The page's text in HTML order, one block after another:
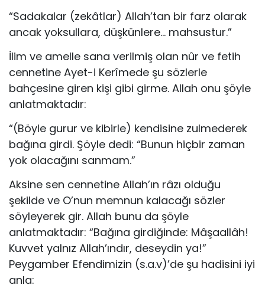
“Sadakalar (zekâtlar) Allah’tan bir farz olarak
an­cak yoksullara, düşkünlere… mahsustur.”
İlim ve amelle sana verilmiş olan nûr ve fetih
cennetine Ayet-i Kerîmede şu sözlerle
bahçesine giren kişi gibi girme. Allah onu şöyle
anlatmaktadır:
“(Böyle gurur ve kibirle) kendisine zulmederek
ba­ğına girdi. Şöyle dedi: “Bunun hiçbir zaman
yok ola­cağını sanmam.”
Aksine sen cennetine Allah’ın râzı olduğu
şekilde ve O’nun memnun kalacağı sözler
söyleyerek gir. Allah bunu da şöyle
anlatmaktadır: “Bağına girdiğinde: Mâşaallâh!
Kuvvet yalnız Allah’ındır, deseydin ya!”
Peygamber Efendimizin (s.a.v)’de şu hadisini iyi
anla: